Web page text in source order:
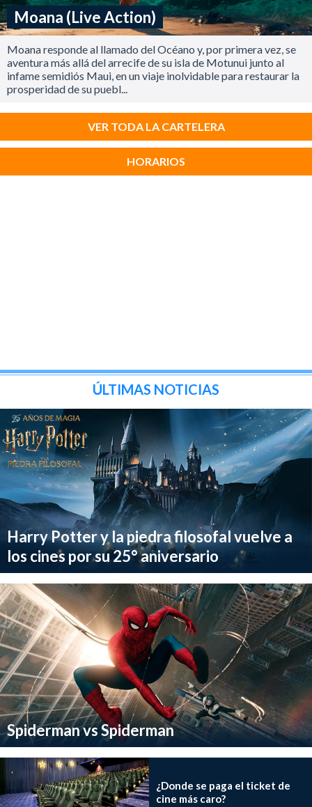
Moana (Live Action)
Moana responde al llamado del Océano y, por primera vez, se
aventura más allá del arrecife de su isla de Motunui junto al
infame semidiós Maui, en un viaje inolvidable para restaurar la
prosperidad de su puebl...
VER TODA LA CARTELERA
HORARIOS
ÚLTIMAS NOTICIAS
Harry Potter y la piedra filosofal vuelve a
los cines por su 25° aniversario
Spiderman vs Spiderman
¿Donde se paga el ticket de
cine más caro?